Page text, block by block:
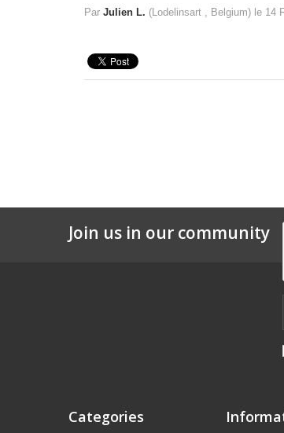
Par Julien L. (Lodelinsart , Belgium) le 14
Join us in our community
Categories